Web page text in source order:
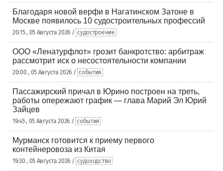
Благодаря новой верфи в Нагатинском Затоне в
Москве появилось 10 судостроительных профессий
20:15 , 05 Августа 2026 / судостроение
ООО «Ленатурфлот» грозит банкротство: арбитраж
рассмотрит иск о несостоятельности компании
20:00 , 05 Августа 2026 / события
Пассажирский причал в Юрино построен на треть,
работы опережают график — глава Марий Эл Юрий
Зайцев
19:45 , 05 Августа 2026 / события
Мурманск готовится к приему первого
контейнеровоза из Китая
19:30 , 05 Августа 2026 / судоходство